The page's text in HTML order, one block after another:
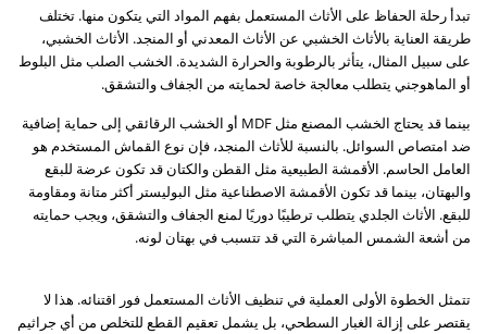
تبدأ رحلة الحفاظ على الأثاث المستعمل بفهم المواد التي يتكون منها. تختلف
طريقة العناية بالأثاث الخشبي عن الأثاث المعدني أو المنجد. الأثاث الخشبي،
على سبيل المثال، يتأثر بالرطوبة والحرارة الشديدة. الخشب الصلب مثل البلوط
أو الماهوجني يتطلب معالجة خاصة لحمايته من الجفاف والتشقق.
بينما قد يحتاج الخشب المصنع مثل MDF أو الخشب الرقائقي إلى حماية إضافية
ضد امتصاص السوائل. بالنسبة للأثاث المنجد، فإن نوع القماش المستخدم هو
العامل الحاسم. الأقمشة الطبيعية مثل القطن والكتان قد تكون عرضة للبقع
والبهتان، بينما قد تكون الأقمشة الاصطناعية مثل البوليستر أكثر متانة ومقاومة
للبقع. الأثاث الجلدي يتطلب ترطيبًا دوريًا لمنع الجفاف والتشقق، ويجب حمايته
من أشعة الشمس المباشرة التي قد تتسبب في بهتان لونه.
تتمثل الخطوة الأولى العملية في تنظيف الأثاث المستعمل فور اقتنائه. هذا لا
يقتصر على إزالة الغبار السطحي، بل يشمل تعقيم القطع للتخلص من أي جراثيم